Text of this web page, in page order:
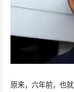
原来，六年前，也